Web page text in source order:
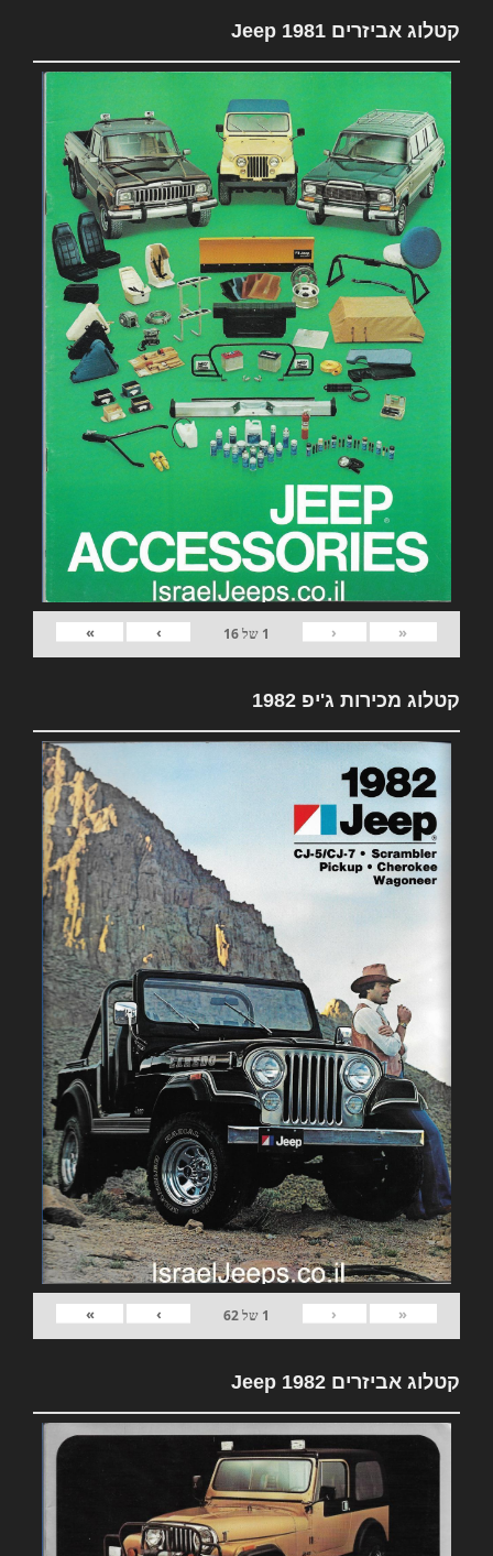
קטלוג אביזרים 1981 Jeep
«
‹
1 של16
›
»
קטלוג מכירות ג'יפ 1982
«
‹
1 של62
›
»
קטלוג אביזרים 1982 Jeep